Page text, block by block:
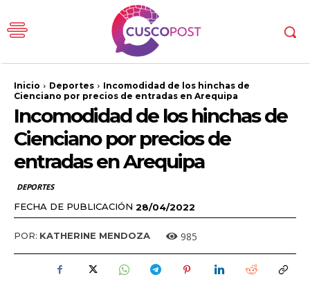
Inicio Deportes
Incomodidad de los hinchas de
Cienciano por precios de entradas en Arequipa
Incomodidad de los hinchas de
Cienciano por precios de
entradas en Arequipa
DEPORTES
FECHA DE PUBLICACIÓN 28/04/2022
POR: KATHERINE MENDOZA 985